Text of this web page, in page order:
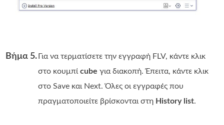
Βήμα 5.Για να τερματίσετε την εγγραφή FLV, κάντε κλικ
στο κουμπίcube για διακοπή. Έπειτα, κάντε κλικ
στο Save και Next. Όλες οι εγγραφές που
πραγματοποιείτε βρίσκονται στη History list.